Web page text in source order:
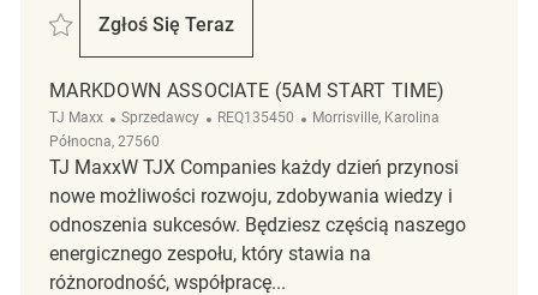
Zapisać Retail Associate REQ142103
Zgłoś Się Teraz
Retail Associate
MARKDOWN ASSOCIATE (5AM START TIME)
TJ Maxx Kategoria
Sprzedawcy ReqId
REQ135450 Lokalizacja
Morrisville, Karolina
Północna, 27560
TJ MaxxW TJX Companies każdy dzień przynosi
nowe możliwości rozwoju, zdobywania wiedzy i
odnoszenia sukcesów. Będziesz częścią naszego
energicznego zespołu, który stawia na
różnorodność, współpracę...